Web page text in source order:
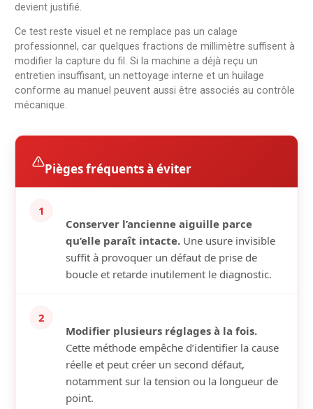
devient justifié.
Ce test reste visuel et ne remplace pas un calage
professionnel, car quelques fractions de millimètre suffisent à
modifier la capture du fil. Si la machine a déjà reçu un
entretien insuffisant, un nettoyage interne et un huilage
conforme au manuel peuvent aussi être associés au contrôle
mécanique.
Pièges fréquents à éviter
1
Conserver l’ancienne aiguille parce
qu’elle paraît intacte. Une usure invisible
suffit à provoquer un défaut de prise de
boucle et retarde inutilement le diagnostic.
2
Modifier plusieurs réglages à la fois.
Cette méthode empêche d’identifier la cause
réelle et peut créer un second défaut,
notamment sur la tension ou la longueur de
point.